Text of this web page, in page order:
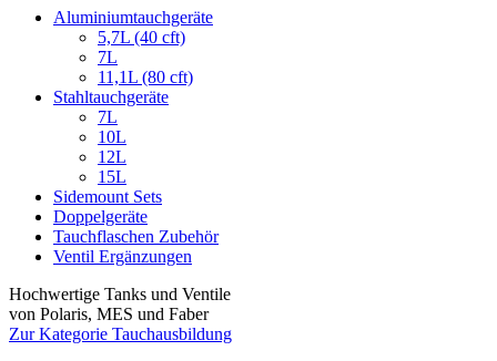
Aluminiumtauchgeräte
5,7L (40 cft)
7L
11,1L (80 cft)
Stahltauchgeräte
7L
10L
12L
15L
Sidemount Sets
Doppelgeräte
Tauchflaschen Zubehör
Ventil Ergänzungen
Hochwertige Tanks und Ventile
von Polaris, MES und Faber
Zur Kategorie Tauchausbildung